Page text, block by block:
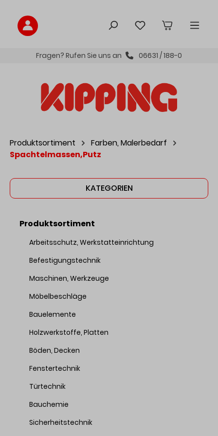
Fragen? Rufen Sie uns an 06631 / 188-0
Produktsortiment
Farben, Malerbedarf
Spachtelmassen,Putz
KATEGORIEN
Produktsortiment
Arbeitsschutz, Werkstatteinrichtung
Befestigungstechnik
Maschinen, Werkzeuge
Möbelbeschläge
Bauelemente
Holzwerkstoffe, Platten
Böden, Decken
Fenstertechnik
Türtechnik
Bauchemie
Sicherheitstechnik